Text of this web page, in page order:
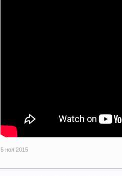
5 ноя 2015